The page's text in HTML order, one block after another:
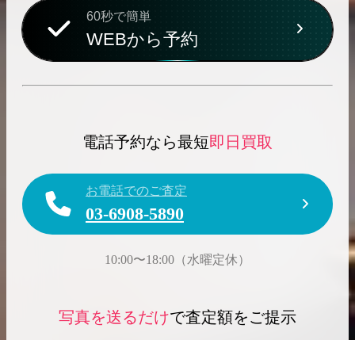
60秒で簡単
WEBから予約
電話予約なら最短即日買取
お電話でのご査定
03-6908-5890
10:00〜18:00（水曜定休）
写真を送るだけで査定額をご提示